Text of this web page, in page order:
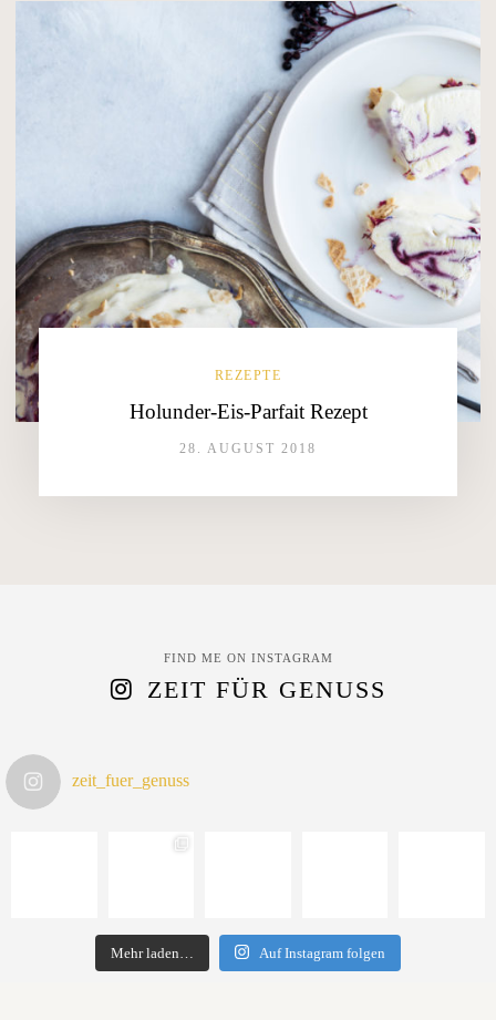
REZEPTE
Holunder-Eis-Parfait Rezept
28. AUGUST 2018
FIND ME ON INSTAGRAM
ZEIT FÜR GENUSS
zeit_fuer_genuss
Mehr laden… Auf Instagram folgen